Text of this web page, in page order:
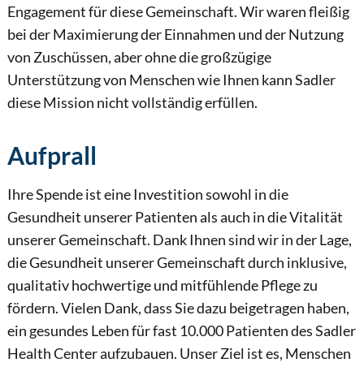
Engagement für diese Gemeinschaft. Wir waren fleißig
bei der Maximierung der Einnahmen und der Nutzung
von Zuschüssen, aber ohne die großzügige
Unterstützung von Menschen wie Ihnen kann Sadler
diese Mission nicht vollständig erfüllen.
Aufprall
Ihre Spende ist eine Investition sowohl in die
Gesundheit unserer Patienten als auch in die Vitalität
unserer Gemeinschaft. Dank Ihnen sind wir in der Lage,
die Gesundheit unserer Gemeinschaft durch inklusive,
qualitativ hochwertige und mitfühlende Pflege zu
fördern. Vielen Dank, dass Sie dazu beigetragen haben,
ein gesundes Leben für fast 10.000 Patienten des Sadler
Health Center aufzubauen. Unser Ziel ist es, Menschen